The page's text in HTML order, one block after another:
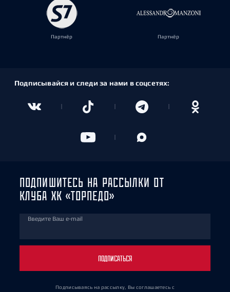
Партнёр Партнёр
Подписывайся и следи за нами в соцсетях:
ПОДПИШИТЕСЬ НА РАССЫЛКИ ОТ
КЛУБА ХК «ТОРПЕДО»
Введите Ваш e-mail
ПОДПИСАТЬСЯ
Подписываясь на рассылку, Вы соглашаетесь с